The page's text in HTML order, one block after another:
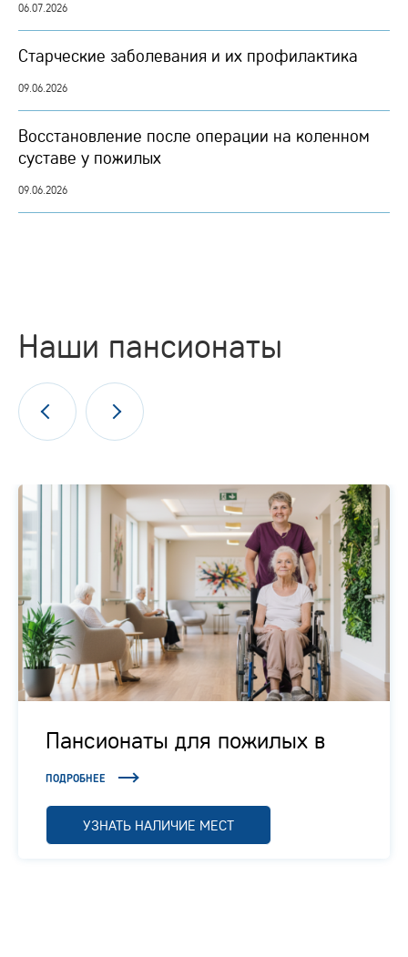
06.07.2026
Старческие заболевания и их профилактика
09.06.2026
Восстановление после операции на коленном
суставе у пожилых
09.06.2026
Наши пансионаты
Пансионаты для пожилых в
Подмосковье
ПОДРОБНЕЕ
УЗНАТЬ НАЛИЧИЕ МЕСТ